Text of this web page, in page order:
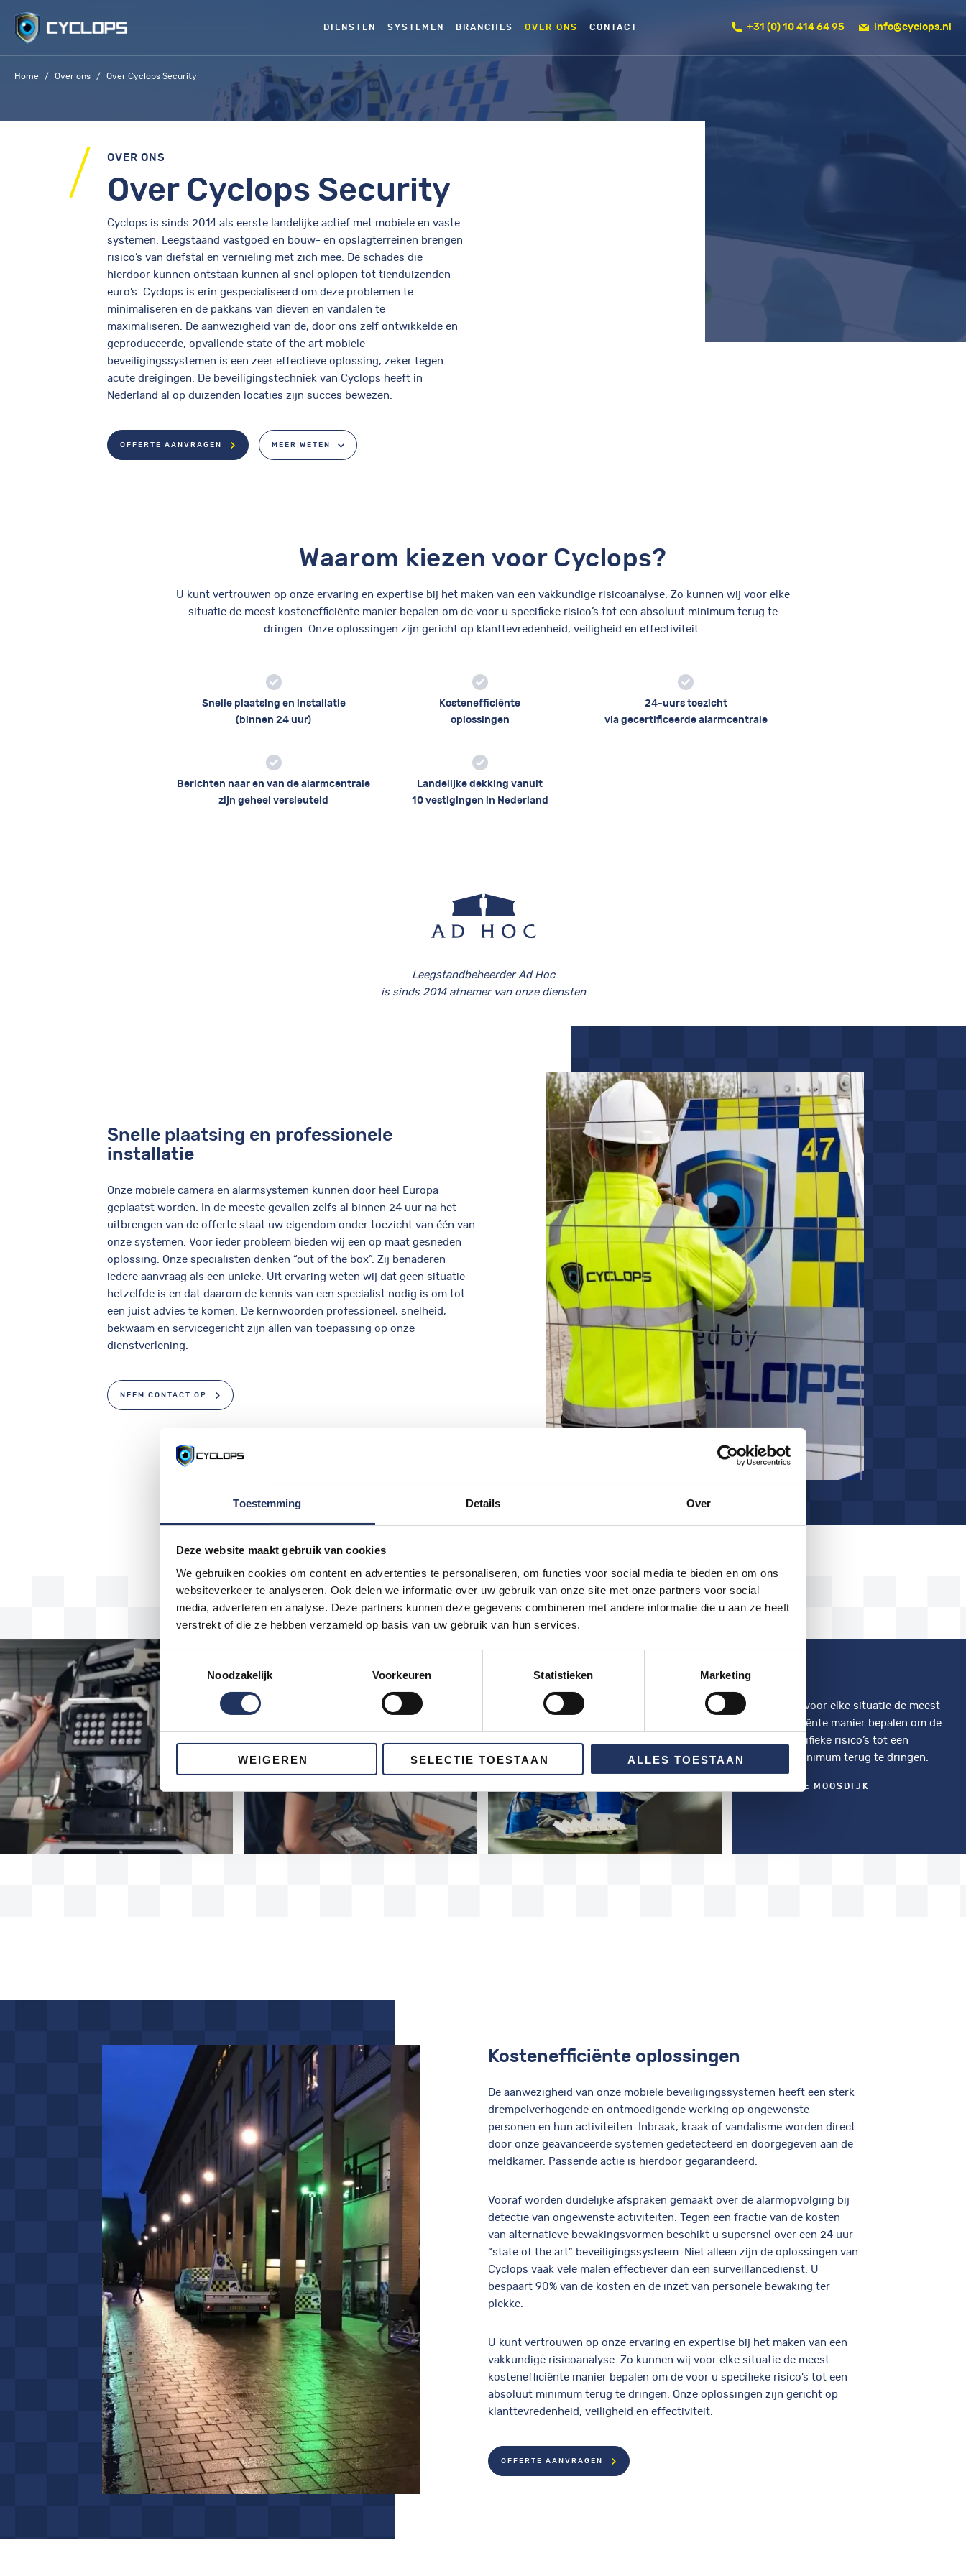
Toestemming Details Over
Deze website maakt gebruik van cookies
We gebruiken cookies om content en advertenties te personaliseren, om functies voor social media te bieden en om ons
websiteverkeer te analyseren. Ook delen we informatie over uw gebruik van onze site met onze partners voor social
media, adverteren en analyse. Deze partners kunnen deze gegevens combineren met andere informatie die u aan ze heeft
verstrekt of die ze hebben verzameld op basis van uw gebruik van hun services.
Toestemmingsselectie
Noodzakelijk
Voorkeuren Statistieken Marketing
WEIGEREN SELECTIE TOESTAAN ALLES TOESTAAN
content
DIENSTEN SYSTEMEN BRANCHES OVER ONS CONTACT +31 (0) 10 414 64 95 info@cyclops.nl
Home Over ons Over Cyclops Security
OVER ONS
Over Cyclops Security
Cyclops is sinds 2014 als eerste landelijke actief met mobiele en vaste
systemen. Leegstaand vastgoed en bouw- en opslagterreinen brengen
risico’s van diefstal en vernieling met zich mee. De schades die
hierdoor kunnen ontstaan kunnen al snel oplopen tot tienduizenden
euro’s. Cyclops is erin gespecialiseerd om deze problemen te
minimaliseren en de pakkans van dieven en vandalen te
maximaliseren. De aanwezigheid van de, door ons zelf ontwikkelde en
geproduceerde, opvallende state of the art mobiele
beveiligingssystemen is een zeer effectieve oplossing, zeker tegen
acute dreigingen. De beveiligingstechniek van Cyclops heeft in
Nederland al op duizenden locaties zijn succes bewezen.
OFFERTE AANVRAGEN MEER WETEN
Waarom kiezen voor Cyclops?
U kunt vertrouwen op onze ervaring en expertise bij het maken van een vakkundige risicoanalyse. Zo kunnen wij voor elke
situatie de meest kostenefficiënte manier bepalen om de voor u specifieke risico’s tot een absoluut minimum terug te
dringen. Onze oplossingen zijn gericht op klanttevredenheid, veiligheid en effectiviteit.
Snelle plaatsing en installatie
(binnen 24 uur)
Kostenefficiënte
oplossingen
24-uurs toezicht
via gecertificeerde alarmcentrale
Berichten naar en van de alarmcentrale
zijn geheel versleuteld
Landelijke dekking vanuit
10 vestigingen in Nederland
Leegstandbeheerder Ad Hoc
is sinds 2014 afnemer van onze diensten
Snelle plaatsing en professionele
installatie
Onze mobiele camera en alarmsystemen kunnen door heel Europa
geplaatst worden. In de meeste gevallen zelfs al binnen 24 uur na het
uitbrengen van de offerte staat uw eigendom onder toezicht van één van
onze systemen. Voor ieder probleem bieden wij een op maat gesneden
oplossing. Onze specialisten denken “out of the box”. Zij benaderen
iedere aanvraag als een unieke. Uit ervaring weten wij dat geen situatie
hetzelfde is en dat daarom de kennis van een specialist nodig is om tot
een juist advies te komen. De kernwoorden professioneel, snelheid,
bekwaam en servicegericht zijn allen van toepassing op onze
dienstverlening.
NEEM CONTACT OP
Wij kunnen voor elke situatie de meest
kostenefficiënte manier bepalen om de
voor u specifieke risico’s tot een
absoluut minimum terug te dringen.
ROB VAN DE MOOSDIJK
Kostenefficiënte oplossingen
De aanwezigheid van onze mobiele beveiligingssystemen heeft een sterk
drempelverhogende en ontmoedigende werking op ongewenste
personen en hun activiteiten. Inbraak, kraak of vandalisme worden direct
door onze geavanceerde systemen gedetecteerd en doorgegeven aan de
meldkamer. Passende actie is hierdoor gegarandeerd.
Vooraf worden duidelijke afspraken gemaakt over de alarmopvolging bij
detectie van ongewenste activiteiten. Tegen een fractie van de kosten
van alternatieve bewakingsvormen beschikt u supersnel over een 24 uur
“state of the art” beveiligingssysteem. Niet alleen zijn de oplossingen van
Cyclops vaak vele malen effectiever dan een surveillancedienst. U
bespaart 90% van de kosten en de inzet van personele bewaking ter
plekke.
U kunt vertrouwen op onze ervaring en expertise bij het maken van een
vakkundige risicoanalyse. Zo kunnen wij voor elke situatie de meest
kostenefficiënte manier bepalen om de voor u specifieke risico’s tot een
absoluut minimum terug te dringen. Onze oplossingen zijn gericht op
klanttevredenheid, veiligheid en effectiviteit.
OFFERTE AANVRAGEN